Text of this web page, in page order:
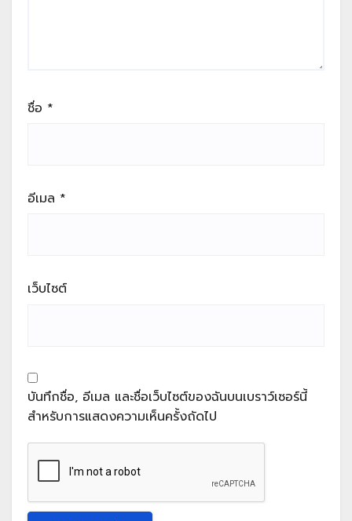
ชื่อ *
อีเมล *
เว็บไซต์
บันทึกชื่อ, อีเมล และชื่อเว็บไซต์ของฉันบนเบราว์เซอร์นี้
สำหรับการแสดงความเห็นครั้งถัดไป